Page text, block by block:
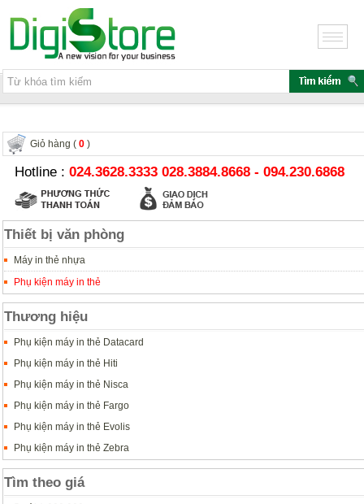
Giỏ hàng ( 0 )
Hotline : 024.3628.3333 028.3884.8668 - 094.230.6868
Thiết bị văn phòng
Máy in thẻ nhựa
Phụ kiện máy in thẻ
Thương hiệu
Phụ kiện máy in thẻ Datacard
Phụ kiện máy in thẻ Hiti
Phụ kiện máy in thẻ Nisca
Phụ kiện máy in thẻ Fargo
Phụ kiện máy in thẻ Evolis
Phụ kiện máy in thẻ Zebra
Tìm theo giá